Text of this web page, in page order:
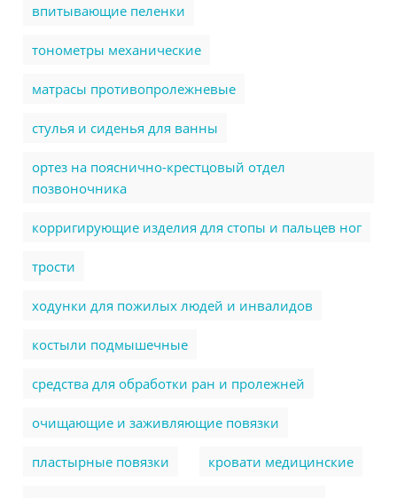
впитывающие пеленки
тонометры механические
матрасы противопролежневые
стулья и сиденья для ванны
ортез на пояснично-крестцовый отдел
позвоночника
корригирующие изделия для стопы и пальцев ног
трости
ходунки для пожилых людей и инвалидов
костыли подмышечные
cредства для обработки ран и пролежней
очищающие и заживляющие повязки
пластырные повязки кровати медицинские